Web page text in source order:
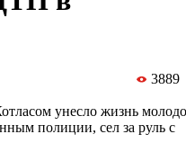
3889
унесло жизнь
полиции, сел за руль с